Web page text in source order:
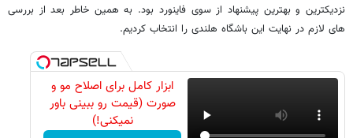
نزدیکترین و بهترین پیشنهاد از سوی فاینورد بود. به همین خاطر بعد از بررسی
های لازم در نهایت این باشگاه هلندی را انتخاب کردیم.
ابزار کامل برای اصلاح مو و
صورت (قیمت رو ببینی باور
نمیکنی!)